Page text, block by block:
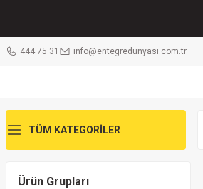
444 75 31 info@entegredunyasi.com.tr
TÜM KATEGORİLER
Ürün Grupları